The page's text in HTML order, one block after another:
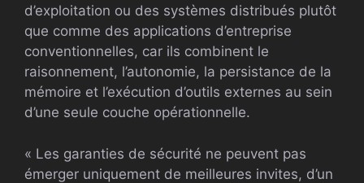
d’exploitation ou des systèmes distribués plutôt
que comme des applications d’entreprise
conventionnelles, car ils combinent le
raisonnement, l’autonomie, la persistance de la
mémoire et l’exécution d’outils externes au sein
d’une seule couche opérationnelle.
« Les garanties de sécurité ne peuvent pas
émerger uniquement de meilleures invites, d’un